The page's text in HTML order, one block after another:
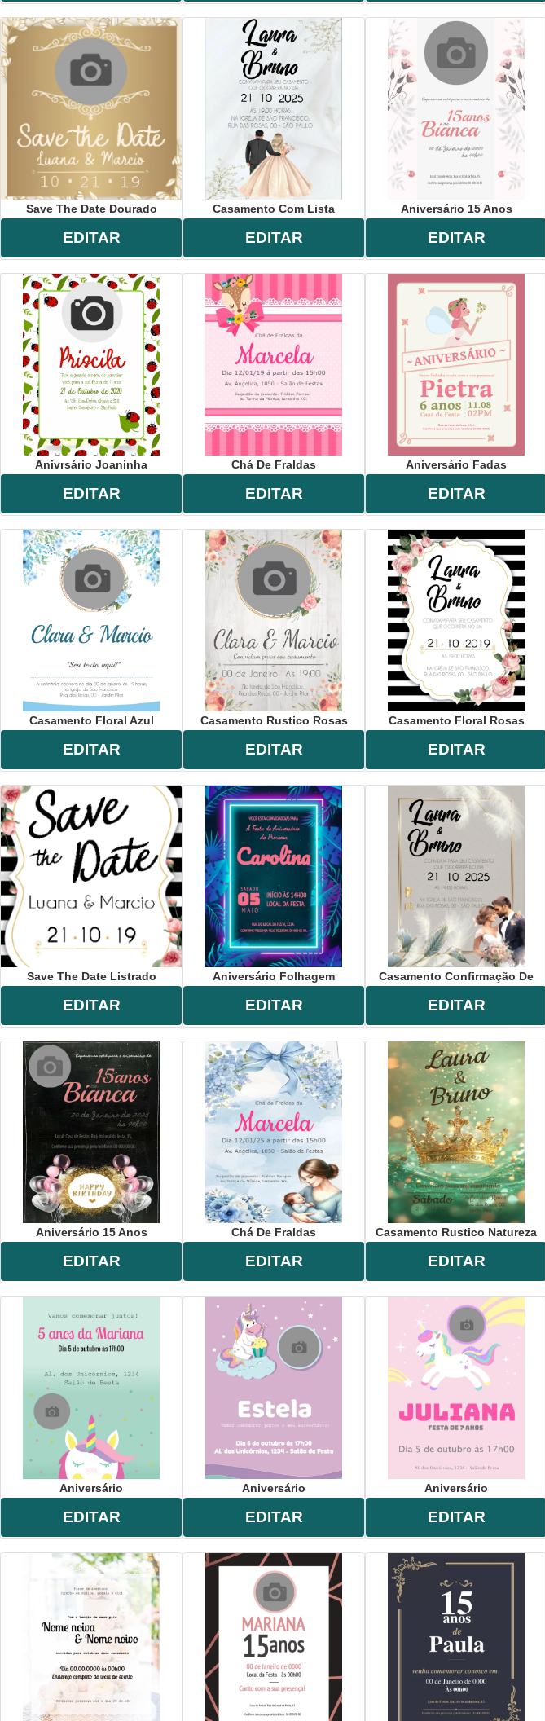
Save The Date Dourado
EDITAR
Casamento Com Lista
EDITAR
Aniversário 15 Anos
EDITAR
Anivrsário Joaninha
EDITAR
Chá De Fraldas
EDITAR
Aniversário Fadas
EDITAR
Casamento Floral Azul
EDITAR
Casamento Rustico Rosas
EDITAR
Casamento Floral Rosas
EDITAR
Save The Date Listrado
EDITAR
Aniversário Folhagem
EDITAR
Casamento Confirmação De
EDITAR
Aniversário 15 Anos
EDITAR
Chá De Fraldas
EDITAR
Casamento Rustico Natureza
EDITAR
Aniversário
EDITAR
Aniversário
EDITAR
Aniversário
EDITAR